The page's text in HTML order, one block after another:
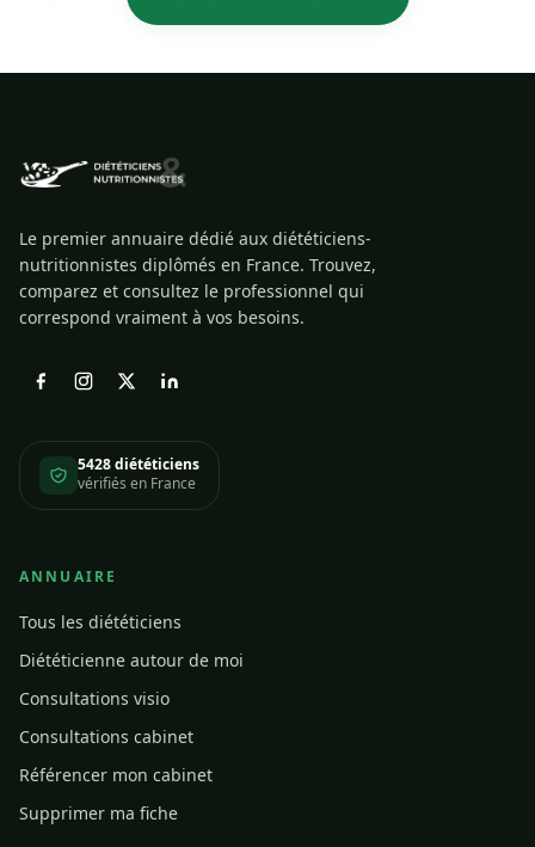
Le premier annuaire dédié aux diététiciens-
nutritionnistes diplômés en France. Trouvez,
comparez et consultez le professionnel qui
correspond vraiment à vos besoins.
5428 diététiciens
vérifiés en France
ANNUAIRE
Tous les diététiciens
Diététicienne autour de moi
Consultations visio
Consultations cabinet
Référencer mon cabinet
Supprimer ma fiche